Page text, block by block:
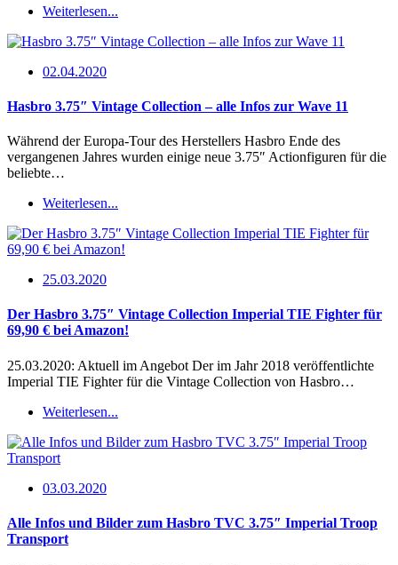
Weiterlesen...
02.04.2020
Hasbro 3.75″ Vintage Collection – alle Infos zur Wave 11
Während der Europa-Tour des Herstellers Hasbro Ende des
vergangenen Jahres wurden einige neue 3.75″ Actionfiguren für die
beliebte…
Weiterlesen...
25.03.2020
Der Hasbro 3.75″ Vintage Collection Imperial TIE Fighter für
69,90 € bei Amazon!
25.03.2020: Aktuell im Angebot Der im Jahr 2018 veröffentlichte
Imperial TIE Fighter für die Vintage Collection von Hasbro…
Weiterlesen...
03.03.2020
Alle Infos und Bilder zum Hasbro TVC 3.75″ Imperial Troop
Transport